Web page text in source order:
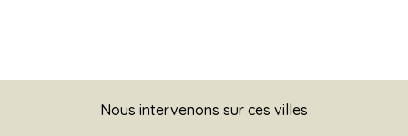
Nous intervenons sur ces villes